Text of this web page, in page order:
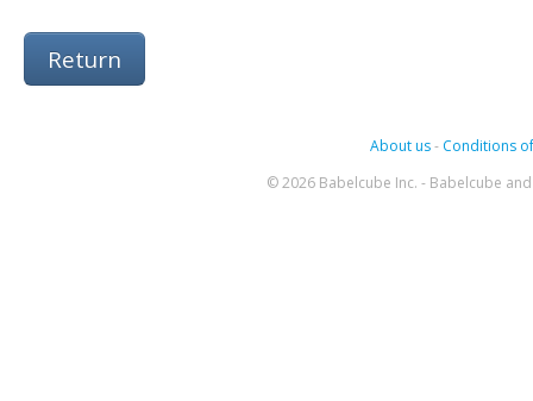
Return
About us- Conditions
© 2026 Babelcube Inc. - Babelcube